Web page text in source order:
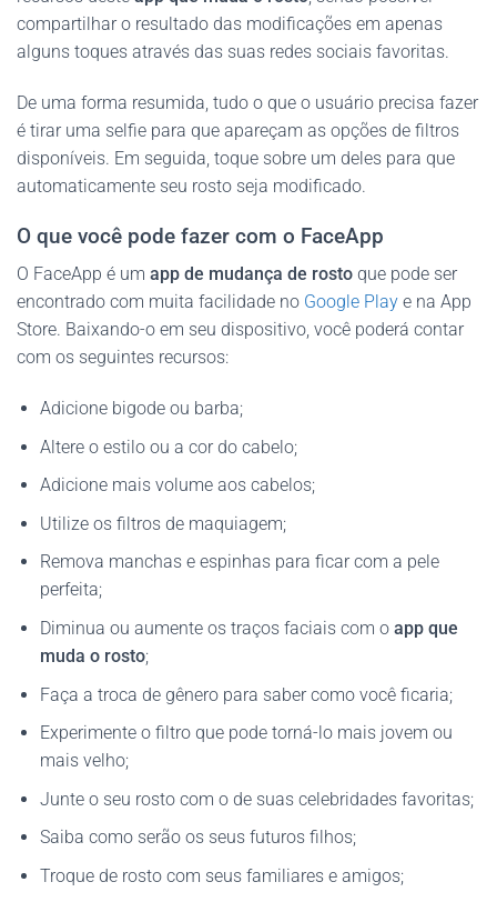
compartilhar o resultado das modificações em apenas
alguns toques através das suas redes sociais favoritas.
De uma forma resumida, tudo o que o usuário precisa fazer
é tirar uma selfie para que apareçam as opções de filtros
disponíveis. Em seguida, toque sobre um deles para que
automaticamente seu rosto seja modificado.
O que você pode fazer com o FaceApp
O FaceApp é um app de mudança de rosto que pode ser
encontrado com muita facilidade no Google Play e na App
Store. Baixando-o em seu dispositivo, você poderá contar
com os seguintes recursos:
Adicione bigode ou barba;
Altere o estilo ou a cor do cabelo;
Adicione mais volume aos cabelos;
Utilize os filtros de maquiagem;
Remova manchas e espinhas para ficar com a pele
perfeita;
Diminua ou aumente os traços faciais com o app que
muda o rosto;
Faça a troca de gênero para saber como você ficaria;
Experimente o filtro que pode torná-lo mais jovem ou
mais velho;
Junte o seu rosto com o de suas celebridades favoritas;
Saiba como serão os seus futuros filhos;
Troque de rosto com seus familiares e amigos;